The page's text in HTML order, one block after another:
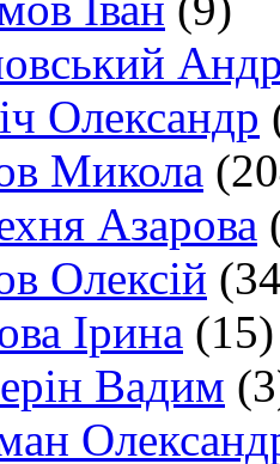
Олександр
Микола
Азарова
Олексій
Ірина (15)
Вадим